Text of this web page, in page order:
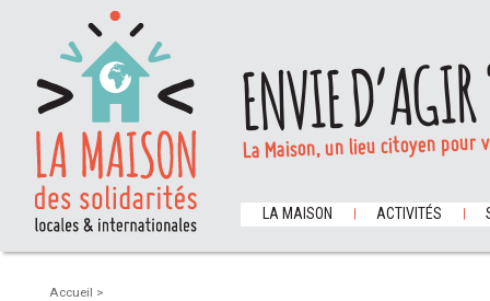
ENVIE
La Maison, un lieu citoyen
LA MAISON ACTIVITÉS
Accueil >